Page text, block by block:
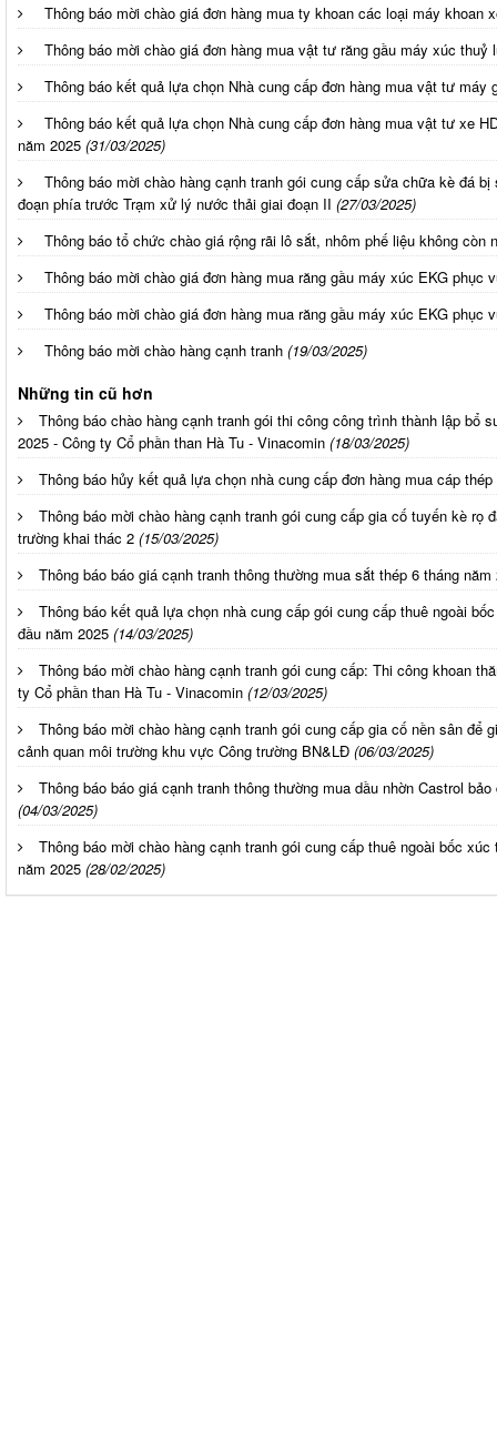
Thông báo mời chào giá đơn hàng mua ty khoan các loại máy khoan
Thông báo mời chào giá đơn hàng mua vật tư răng gầu máy xúc thuỷ
Thông báo kết quả lựa chọn Nhà cung cấp đơn hàng mua vật tư máy
Thông báo kết quả lựa chọn Nhà cung cấp đơn hàng mua vật tư xe
năm 2025 (31/03/2025)
Thông báo mời chào hàng cạnh tranh gói cung cấp sửa chữa kè đá
đoạn phía trước Trạm xử lý nước thải giai đoạn II (27/03/2025)
Thông báo tổ chức chào giá rộng rãi lô sắt, nhôm phế liệu không còn
Thông báo mời chào giá đơn hàng mua răng gầu máy xúc EKG phục
Thông báo mời chào giá đơn hàng mua răng gầu máy xúc EKG phục
Thông báo mời chào hàng cạnh tranh (19/03/2025)
Những tin cũ hơn
Thông báo chào hàng cạnh tranh gói thi công công trình thành lập bổ
2025 - Công ty Cổ phần than Hà Tu - Vinacomin (18/03/2025)
Thông báo hủy kết quả lựa chọn nhà cung cấp đơn hàng mua cáp
Thông báo mời chào hàng cạnh tranh gói cung cấp gia cố tuyến kè rọ
trường khai thác 2 (15/03/2025)
Thông báo báo giá cạnh tranh thông thường mua sắt thép 6 tháng năm
Thông báo kết quả lựa chọn nhà cung cấp gói cung cấp thuê ngoài
đầu năm 2025 (14/03/2025)
Thông báo mời chào hàng cạnh tranh gói cung cấp: Thi công khoan
ty Cổ phần than Hà Tu - Vinacomin (12/03/2025)
Thông báo mời chào hàng cạnh tranh gói cung cấp gia cố nền sân để
cảnh quan môi trường khu vực Công trường BN&LĐ (06/03/2025)
Thông báo báo giá cạnh tranh thông thường mua dầu nhờn Castrol
(04/03/2025)
Thông báo mời chào hàng cạnh tranh gói cung cấp thuê ngoài bốc
năm 2025 (28/02/2025)